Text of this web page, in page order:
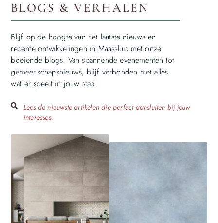
BLOGS & VERHALEN
Blijf op de hoogte van het laatste nieuws en
recente ontwikkelingen in Maassluis met onze
boeiende blogs. Van spannende evenementen tot
gemeenschapsnieuws, blijf verbonden met alles
wat er speelt in jouw stad.
Lees de nieuwste artikelen die perfect aansluiten bij jouw
interesses.